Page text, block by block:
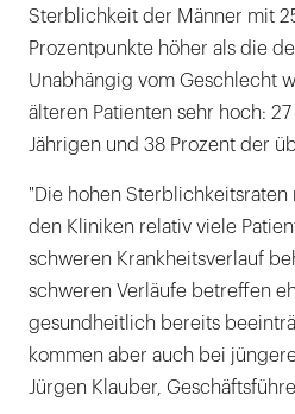
Sterblichkeit der Männer mit
Prozentpunkte höher als die
Unabhängig vom Geschlecht
älteren Patienten sehr hoch:
Jährigen und 38 Prozent der
"Die hohen Sterblichkeitsraten
den Kliniken relativ viele
schweren Krankheitsverlauf
schweren Verläufe betreffen
gesundheitlich bereits
kommen aber auch bei
Jürgen Klauber,